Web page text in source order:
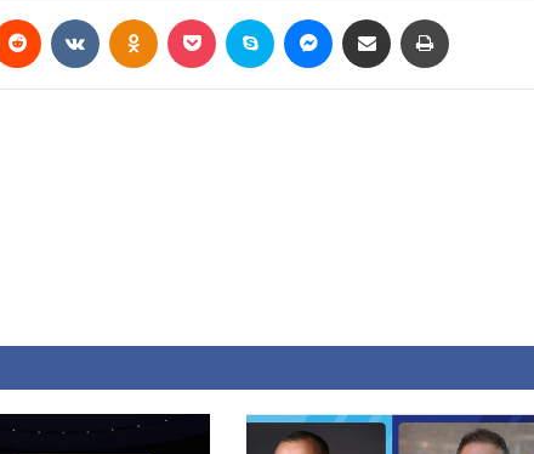
Reddit VKontakteOdnoklassniki
Pocket Skype MessengerE-Posta ile paylaş